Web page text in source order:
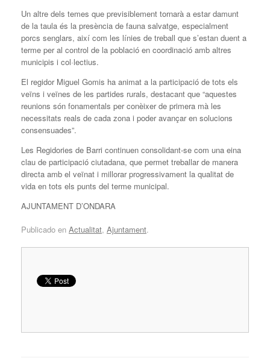
Un altre dels temes que previsiblement tornarà a estar damunt
de la taula és la presència de fauna salvatge, especialment
porcs senglars, així com les línies de treball que s’estan duent a
terme per al control de la població en coordinació amb altres
municipis i col·lectius.
El regidor Miguel Gomis ha animat a la participació de tots els
veïns i veïnes de les partides rurals, destacant que “aquestes
reunions són fonamentals per conèixer de primera mà les
necessitats reals de cada zona i poder avançar en solucions
consensuades”.
Les Regidories de Barri continuen consolidant-se com una eina
clau de participació ciutadana, que permet treballar de manera
directa amb el veïnat i millorar progressivament la qualitat de
vida en tots els punts del terme municipal.
AJUNTAMENT D’ONDARA
Publicado en Actualitat, Ajuntament.